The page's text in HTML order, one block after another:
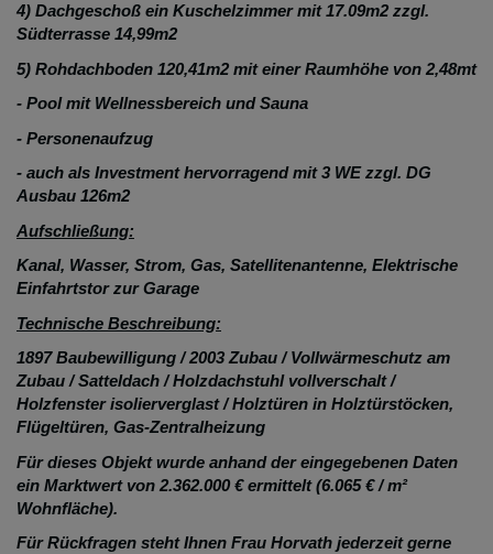
4) Dachgeschoß ein Kuschelzimmer mit 17.09m2 zzgl.
Südterrasse 14,99m2
5) Rohdachboden 120,41m2 mit einer Raumhöhe von 2,48mt
- Pool mit Wellnessbereich und Sauna
- Personenaufzug
- auch als Investment hervorragend mit 3 WE zzgl. DG
Ausbau 126m2
Aufschließung:
Kanal, Wasser, Strom, Gas, Satellitenantenne, Elektrische
Einfahrtstor zur Garage
Technische Beschreibung:
1897 Baubewilligung / 2003 Zubau / Vollwärmeschutz am
Zubau / Satteldach / Holzdachstuhl vollverschalt /
Holzfenster isolierverglast / Holztüren in Holztürstöcken,
Flügeltüren, Gas-Zentralheizung
Für dieses Objekt wurde anhand der eingegebenen Daten
ein Marktwert von 2.362.000 € ermittelt (6.065 € / m²
Wohnfläche).
Für Rückfragen steht Ihnen Frau Horvath jederzeit gerne